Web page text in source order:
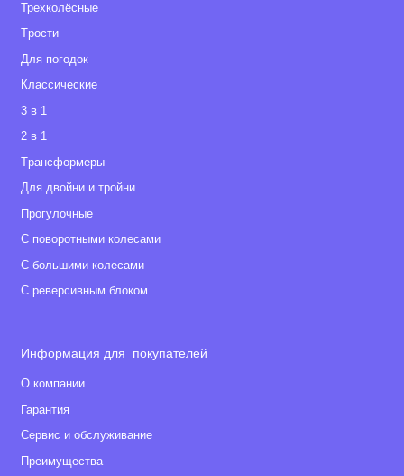
Трехколёсные
Tрости
Для погодок
Классические
3 в 1
2 в 1
Tрансформеры
Для двойни и тройни
Прогулочные
С поворотными колесами
С большими колесами
С реверсивным блоком
Информация для покупателей
О компании
Гарантия
Сервис и обслуживание
Преимущества